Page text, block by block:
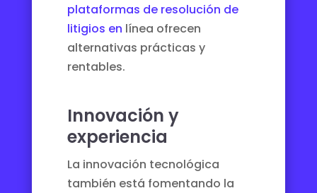
plataformas de resolución de
litigios en línea ofrecen
alternativas prácticas y
rentables.
Innovación y
experiencia
La innovación tecnológica
también está fomentando la